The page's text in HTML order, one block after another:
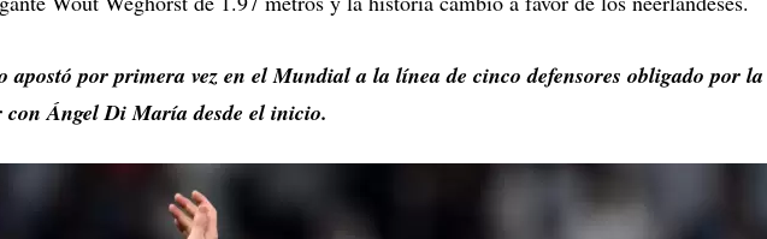
apostó por primera vez en el Mundial a la línea de cinco defensores obligado por la
Ángel Di María desde el inicio.